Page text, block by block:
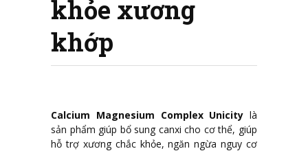
khỏe xương
khớp
Calcium Magnesium Complex Unicity là
sản phẩm giúp bổ sung canxi cho cơ thể, giúp
hỗ trợ xương chắc khỏe, ngăn ngừa nguy cơ